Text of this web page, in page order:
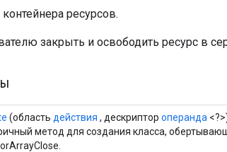
ресурсов.
закрыть и освободить ресурс в
(область действия , дескриптор операнда
метод для создания класса,